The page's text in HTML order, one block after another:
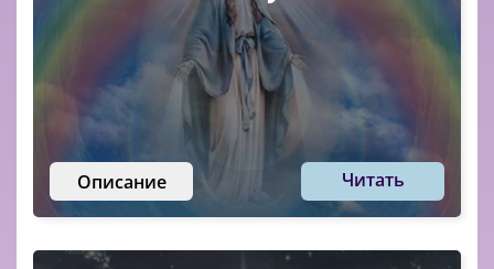
Описание Читать